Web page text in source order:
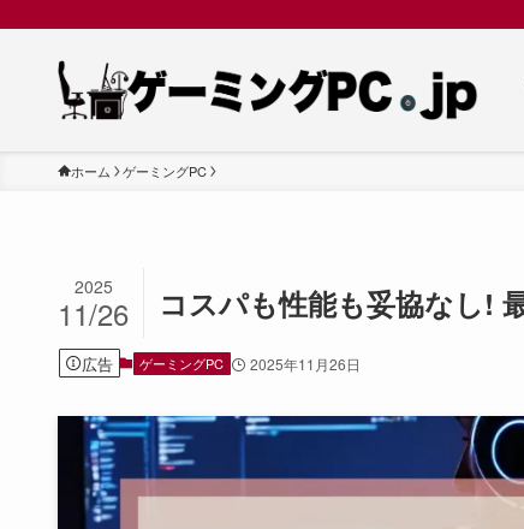
ホーム ゲーミングPC
コスパも性能も妥協なし!
2025
11/26
広告 ゲーミングPC 2025年11月26日